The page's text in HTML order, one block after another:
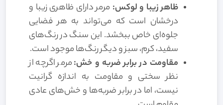
ظاهر زیبا و لوکس: مرمر دارای ظاهری زیبا و
درخشان است که می‌تواند به هر فضایی
جلوه‌ای خاص ببخشد. این سنگ در رنگ‌های
سفید، کرم، سبز و دیگر رنگ‌ها موجود است.
مقاومت در برابر ضربه و خش:مرمر اگرچه از
نظر سختی و مقاومت به اندازه گرانیت
نیست، اما در برابر ضربه‌ها و خش‌های عادی